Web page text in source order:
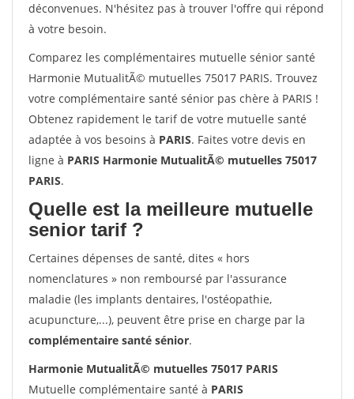
déconvenues. N'hésitez pas à trouver l'offre qui répond
à votre besoin.
Comparez les complémentaires mutuelle sénior santé
Harmonie MutualitÃ© mutuelles 75017 PARIS. Trouvez
votre complémentaire santé sénior pas chère à PARIS !
Obtenez rapidement le tarif de votre mutuelle santé
adaptée à vos besoins à PARIS. Faites votre devis en
ligne à PARIS Harmonie MutualitÃ© mutuelles 75017
PARIS.
Quelle est la meilleure mutuelle
senior tarif ?
Certaines dépenses de santé, dites « hors
nomenclatures » non remboursé par l'assurance
maladie (les implants dentaires, l'ostéopathie,
acupuncture,...), peuvent être prise en charge par la
complémentaire santé sénior.
Harmonie MutualitÃ© mutuelles 75017 PARIS
Mutuelle complémentaire santé à PARIS